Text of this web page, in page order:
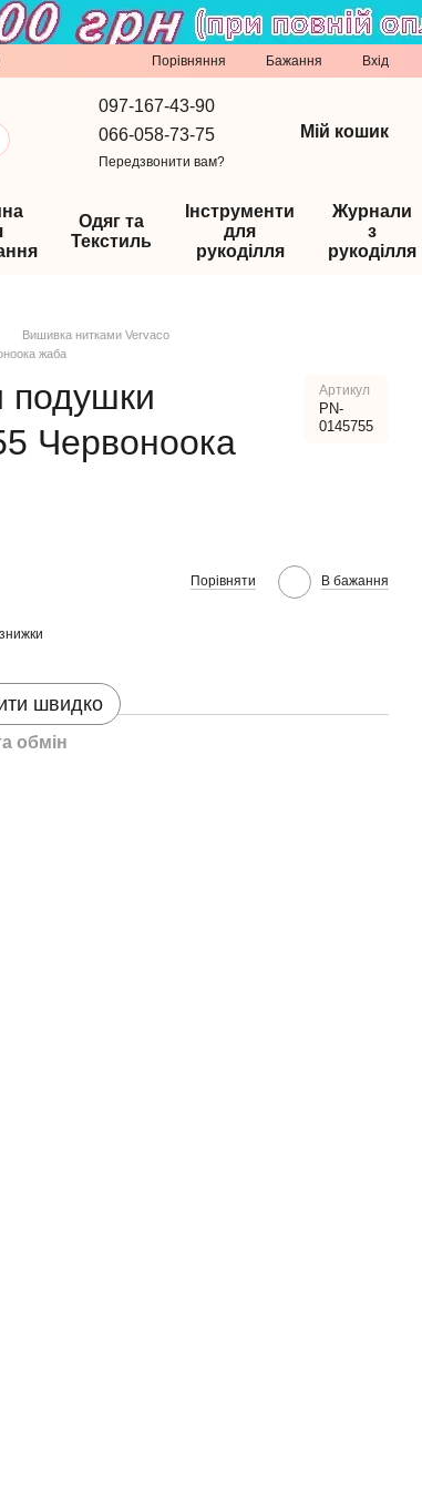
Порівняння Бажання Вхід
097-167-43-90
066-058-73-75
Передзвонити вам?
Мій кошик
Одяг та
Текстиль
Інструменти
для
рукоділля
Журнали
з
рукоділля
Вишивка нитками Vervaco
жаба
подушки
Червоноока
Артикул
PN-
0145755
Порівняти В бажання
швидко
обмін